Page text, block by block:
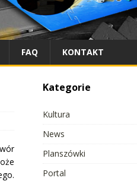
FAQ KONTAKT
Kategorie
Kultura
News
Planszówki
Portal